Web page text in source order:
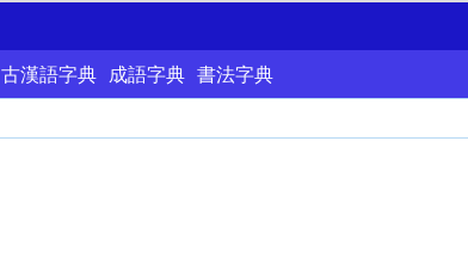
古漢語字典 成語字典 書法字典